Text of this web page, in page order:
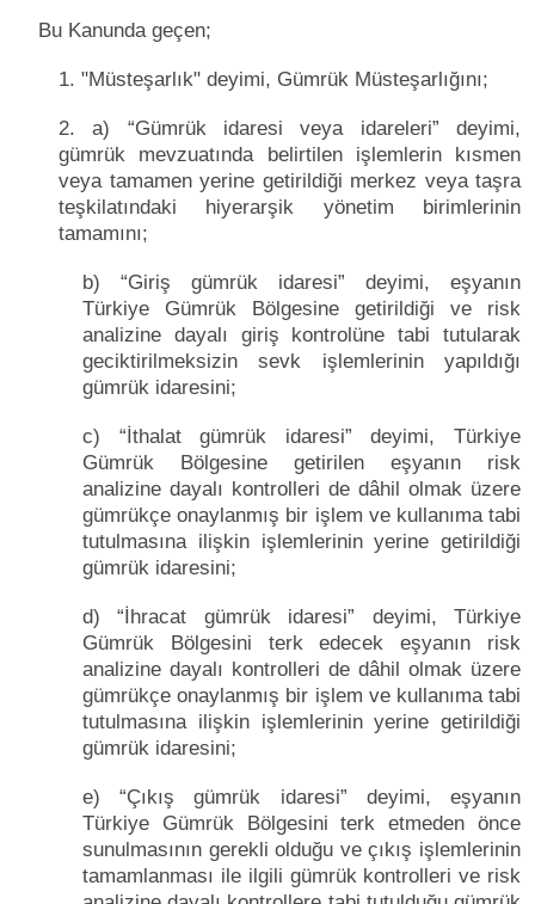
Bu Kanunda geçen;
1. "Müsteşarlık" deyimi, Gümrük Müsteşarlığını;
2. a) “Gümrük idaresi veya idareleri” deyimi,
gümrük mevzuatında belirtilen işlemlerin kısmen
veya tamamen yerine getirildiği merkez veya taşra
teşkilatındaki hiyerarşik yönetim birimlerinin
tamamını;
b) “Giriş gümrük idaresi” deyimi, eşyanın
Türkiye Gümrük Bölgesine getirildiği ve risk
analizine dayalı giriş kontrolüne tabi tutularak
geciktirilmeksizin sevk işlemlerinin yapıldığı
gümrük idaresini;
c) “İthalat gümrük idaresi” deyimi, Türkiye
Gümrük Bölgesine getirilen eşyanın risk
analizine dayalı kontrolleri de dâhil olmak üzere
gümrükçe onaylanmış bir işlem ve kullanıma tabi
tutulmasına ilişkin işlemlerinin yerine getirildiği
gümrük idaresini;
d) “İhracat gümrük idaresi” deyimi, Türkiye
Gümrük Bölgesini terk edecek eşyanın risk
analizine dayalı kontrolleri de dâhil olmak üzere
gümrükçe onaylanmış bir işlem ve kullanıma tabi
tutulmasına ilişkin işlemlerinin yerine getirildiği
gümrük idaresini;
e) “Çıkış gümrük idaresi” deyimi, eşyanın
Türkiye Gümrük Bölgesini terk etmeden önce
sunulmasının gerekli olduğu ve çıkış işlemlerinin
tamamlanması ile ilgili gümrük kontrolleri ve risk